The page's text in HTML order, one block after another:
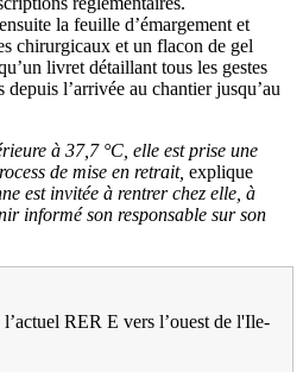
la feuille d’émargement et
chirurgicaux et un flacon de gel
livret détaillant tous les gestes
depuis l’arrivée au chantier jusqu’au
à 37,7 °C, elle est prise une
de mise en retrait, explique
est invitée à rentrer chez elle, à
informé son responsable sur son
RER E vers l’ouest de l'Ile-